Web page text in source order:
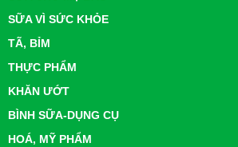
SỮA VÌ SỨC KHỎE
TÃ, BỈM
THỰC PHẨM
KHĂN ƯỚT
BÌNH SỮA-DỤNG CỤ
HOÁ, MỸ PHẨM